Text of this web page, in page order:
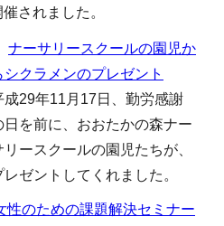
されました。
ナーサリースクールの園児か
シクラメンのプレゼント
成29年11月17日、勤労感謝
日を前に、おおたかの森ナー
リースクールの園児たちが、
ゼントしてくれました。
性のための課題解決セミナー